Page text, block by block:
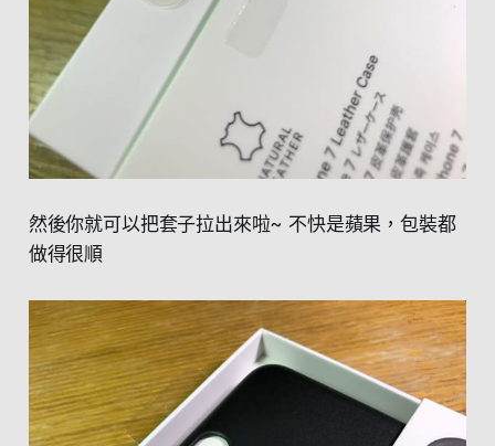
然後你就可以把套子拉出來啦~ 不快是蘋果，包裝都
做得很順